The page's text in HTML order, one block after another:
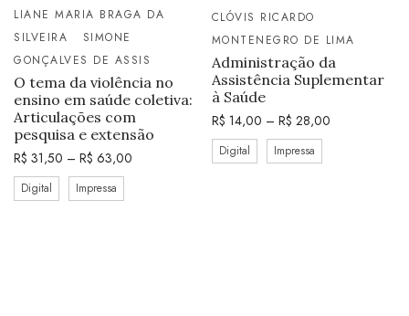
LIANE MARIA BRAGA DA
SILVEIRA
SIMONE
GONÇALVES DE ASSIS
O tema da violência no
ensino em saúde coletiva:
Articulações com
pesquisa e extensão
R$ 31,50 – R$ 63,00
Digital Impressa
CLÓVIS RICARDO
MONTENEGRO DE LIMA
Administração da
Assistência Suplementar
à Saúde
R$ 14,00 – R$ 28,00
Digital Impressa